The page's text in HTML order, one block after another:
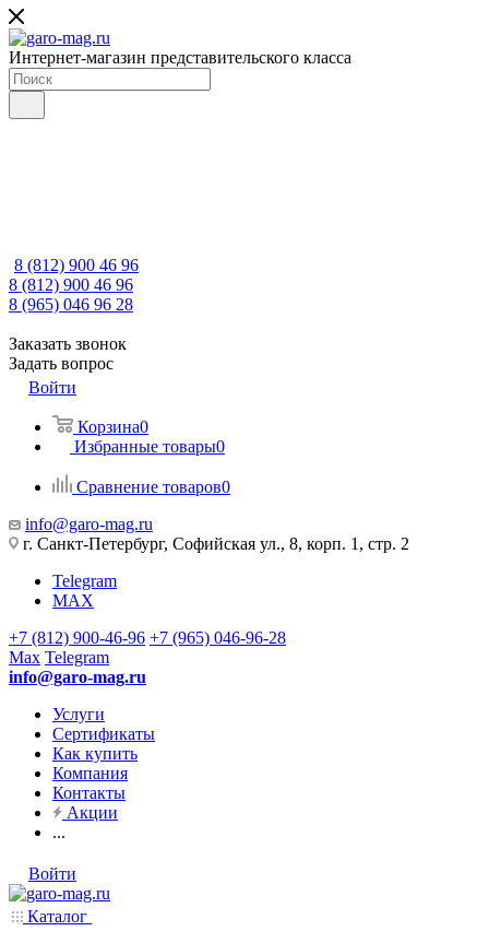
Интернет-магазин представительского класса
8 (812) 900 46 96
8 (812) 900 46 96
8 (965) 046 96 28
Заказать звонок
Задать вопрос
Войти
Корзина0
Избранные товары0
Сравнение товаров0
info@garo-mag.ru
г. Санкт-Петербург, Софийская ул., 8, корп. 1, стр. 2
Telegram
MAX
+7 (812) 900-46-96 +7 (965) 046-96-28
Max Telegram
info@garo-mag.ru
Услуги
Сертификаты
Как купить
Компания
Контакты
Акции
...
Войти
Каталог